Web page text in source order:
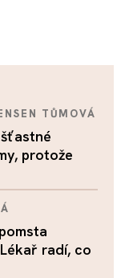
TŮMOVÁ
protože
radí, co